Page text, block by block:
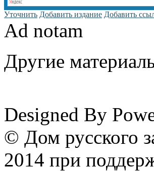
Уточнить Добавить издание Добавить
Ad notam
Другие
Designed By
© Дом русского
2014 при